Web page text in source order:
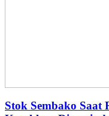
Stok Sembako Saat